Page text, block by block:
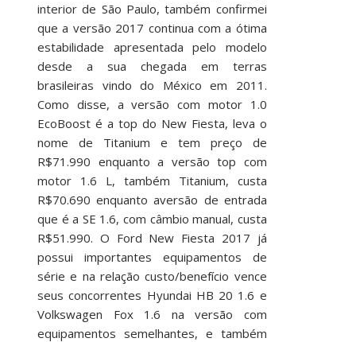
interior de São Paulo, também confirmei
que a versão 2017 continua com a ótima
estabilidade apresentada pelo modelo
desde a sua chegada em terras
brasileiras vindo do México em 2011.
Como disse, a versão com motor 1.0
EcoBoost é a top do New Fiesta, leva o
nome de Titanium e tem preço de
R$71.990 enquanto a versão top com
motor 1.6 L, também Titanium, custa
R$70.690 enquanto aversão de entrada
que é a SE 1.6, com câmbio manual, custa
R$51.990. O Ford New Fiesta 2017 já
possui importantes equipamentos de
série e na relação custo/benefício vence
seus concorrentes Hyundai HB 20 1.6 e
Volkswagen Fox 1.6 na versão com
equipamentos semelhantes, e também